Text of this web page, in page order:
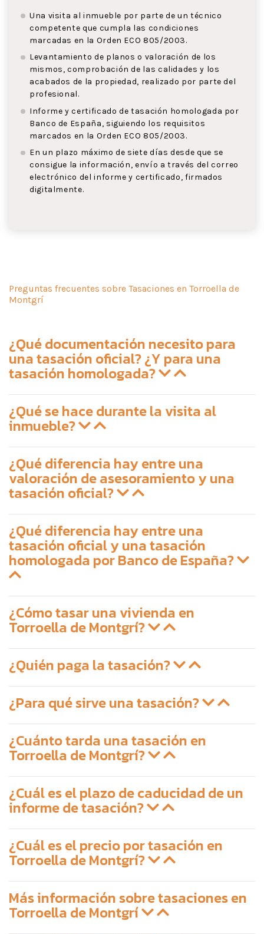
Una visita al inmueble por parte de un técnico
competente que cumpla las condiciones
marcadas en la Orden ECO 805/2003.
Levantamiento de planos o valoración de los
mismos, comprobación de las calidades y los
acabados de la propiedad, realizado por parte del
profesional.
Informe y certificado de tasación homologada por
Banco de España, siguiendo los requisitos
marcados en la Orden ECO 805/2003.
En un plazo máximo de siete días desde que se
consigue la información, envío a través del correo
electrónico del informe y certificado, firmados
digitalmente.
Preguntas frecuentes sobre Tasaciones en Torroella de
Montgrí
¿Qué documentación necesito para
una tasación oficial? ¿Y para una
tasación homologada?
¿Qué se hace durante la visita al
inmueble?
¿Qué diferencia hay entre una
valoración de asesoramiento y una
tasación oficial?
¿Qué diferencia hay entre una
tasación oficial y una tasación
homologada por Banco de España?
¿Cómo tasar una vivienda en
Torroella de Montgrí?
¿Quién paga la tasación?
¿Para qué sirve una tasación?
¿Cuánto tarda una tasación en
Torroella de Montgrí?
¿Cuál es el plazo de caducidad de un
informe de tasación?
¿Cuál es el precio por tasación en
Torroella de Montgrí?
Más información sobre tasaciones en
Torroella de Montgrí